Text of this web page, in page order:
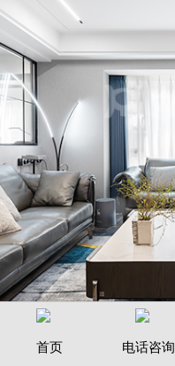
现代雅苑装修案例
首页
电话咨询